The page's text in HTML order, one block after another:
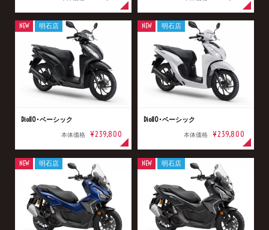
Dio110･ベーシック
本体価格 ¥239,800
NEW 明石店
Dio110･ベーシック
本体価格 ¥239,800
NEW 明石店
NEW 明石店 NEW 明石店